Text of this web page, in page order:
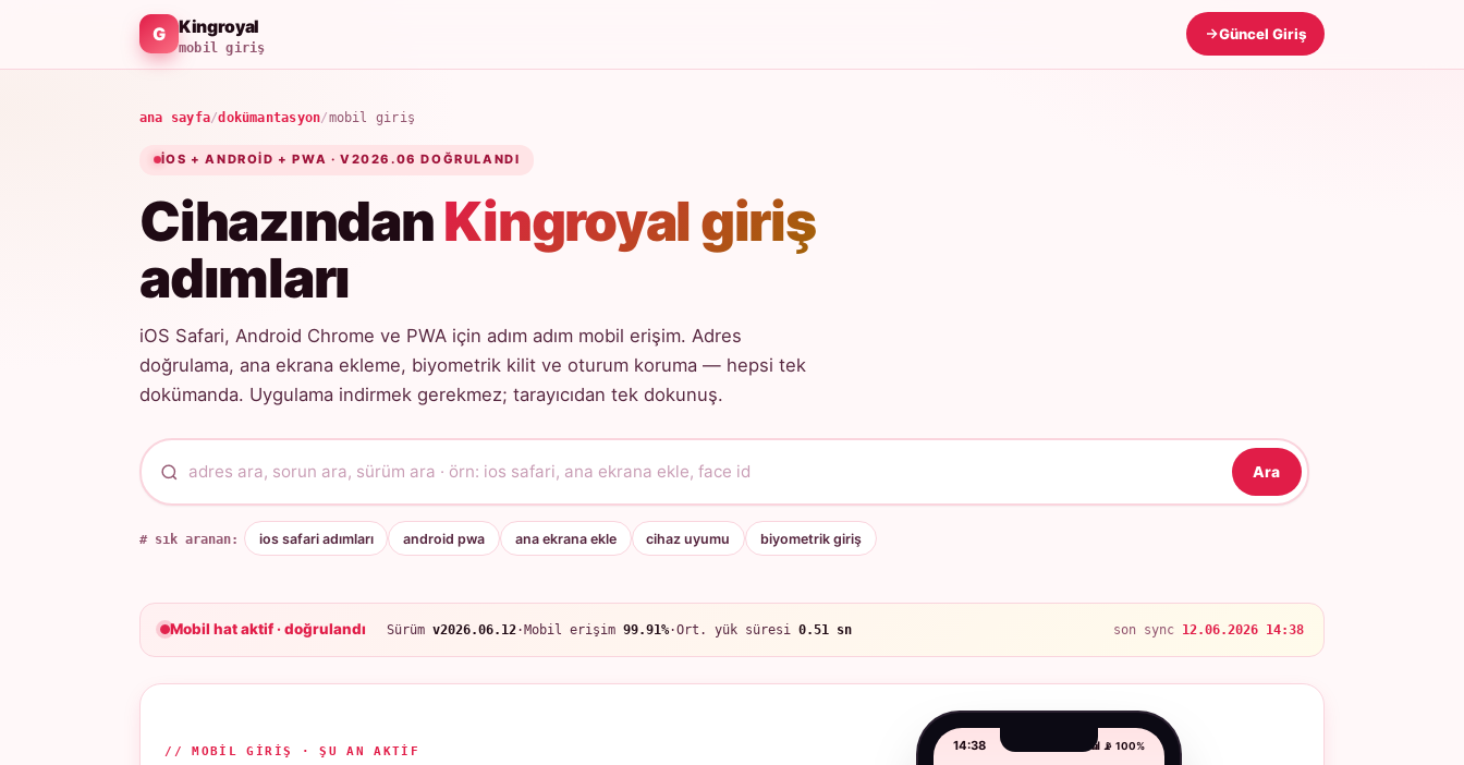
Kingroyal
mobil giriş
Güncel Giriş
ana sayfa/dokümantasyon/mobil giriş
IOS + ANDROID + PWA · V2026.06 DOĞRULANDI
CihazındanKingroyal giriş
adımları
iOS Safari, Android Chrome ve PWA için adım adım mobil erişim. Adres
doğrulama, ana ekrana ekleme, biyometrik kilit ve oturum koruma — hepsi tek
dokümanda. Uygulama indirmek gerekmez; tarayıcıdan tek dokunuş.
Ara
# sık aranan: ios safari adımları android pwa ana ekrana ekle cihaz uyumu biyometrik giriş
Mobil hat aktif · doğrulandı Sürüm v2026.06.12·Mobil erişim 99.91%·Ort. yük süresi 0.51 sn son sync 12.06.2026 14:38
// MOBIL GIRIŞ · ŞU AN AKTIF 14:38 📶 📡 100%